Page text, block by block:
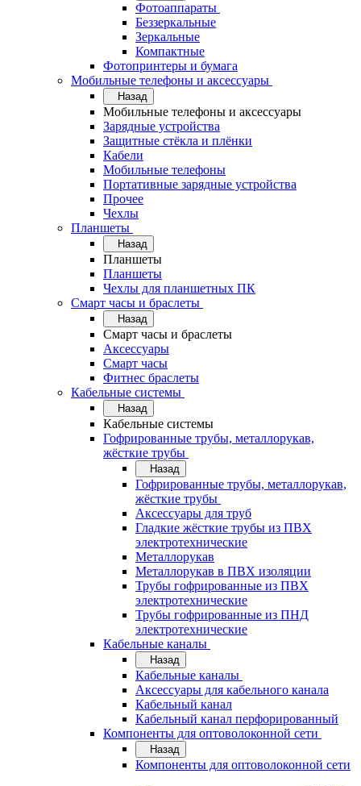
Фотоаппараты
Беззеркальные
Зеркальные
Компактные
Фотопринтеры и бумага
Мобильные телефоны и аксессуары
Назад
Мобильные телефоны и аксессуары
Зарядные устройства
Защитные стёкла и плёнки
Кабели
Мобильные телефоны
Портативные зарядные устройства
Прочее
Чехлы
Планшеты
Назад
Планшеты
Планшеты
Чехлы для планшетных ПК
Смарт часы и браслеты
Назад
Смарт часы и браслеты
Аксессуары
Смарт часы
Фитнес браслеты
Кабельные системы
Назад
Кабельные системы
Гофрированные трубы, металлорукав,
жёсткие трубы
Назад
Гофрированные трубы, металлорукав,
жёсткие трубы
Аксессуары для труб
Гладкие жёсткие трубы из ПВХ
электротехнические
Металлорукав
Металлорукав в ПВХ изоляции
Трубы гофрированные из ПВХ
электротехнические
Трубы гофрированные из ПНД
электротехнические
Кабельные каналы
Назад
Кабельные каналы
Аксессуары для кабельного канала
Кабельный канал
Кабельный канал перфорированный
Компоненты для оптоволоконной сети
Назад
Компоненты для оптоволоконной сети